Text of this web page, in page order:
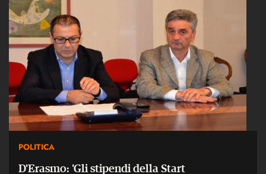
POLITICA
D'Erasmo: 'Gli stipendi della Start